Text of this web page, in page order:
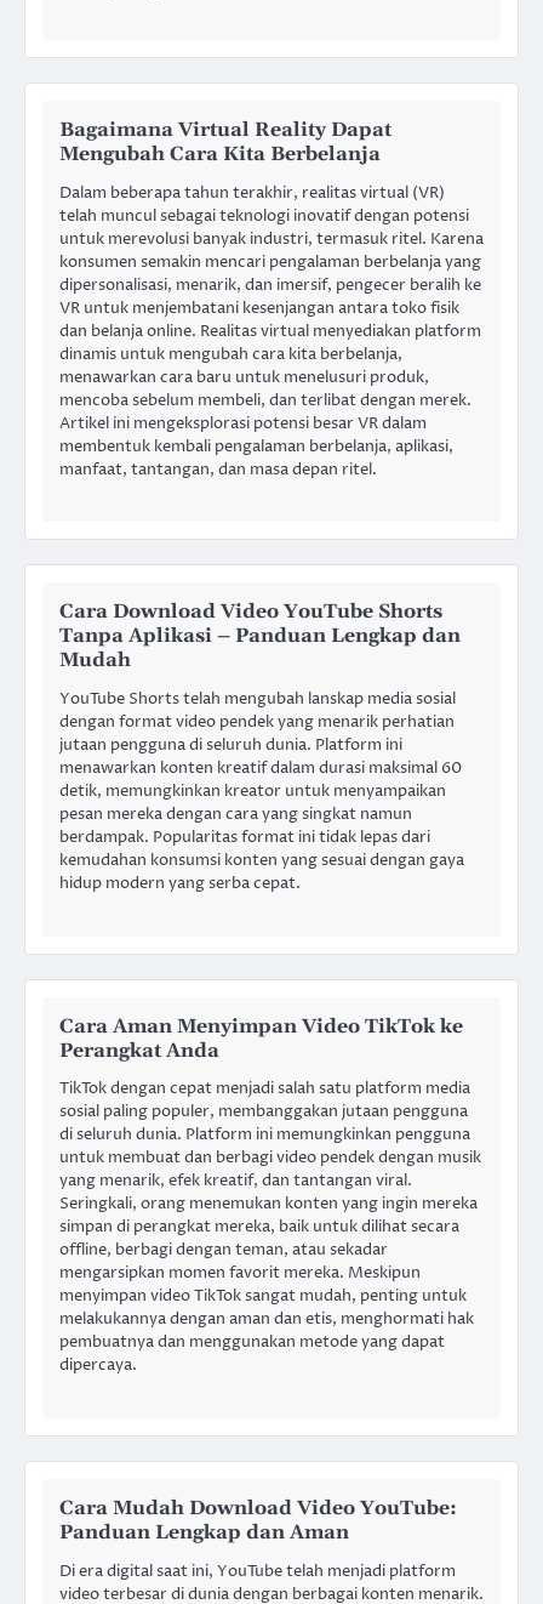
Bagaimana Virtual Reality Dapat
Mengubah Cara Kita Berbelanja
Dalam beberapa tahun terakhir, realitas virtual (VR)
telah muncul sebagai teknologi inovatif dengan potensi
untuk merevolusi banyak industri, termasuk ritel. Karena
konsumen semakin mencari pengalaman berbelanja yang
dipersonalisasi, menarik, dan imersif, pengecer beralih ke
VR untuk menjembatani kesenjangan antara toko fisik
dan belanja online. Realitas virtual menyediakan platform
dinamis untuk mengubah cara kita berbelanja,
menawarkan cara baru untuk menelusuri produk,
mencoba sebelum membeli, dan terlibat dengan merek.
Artikel ini mengeksplorasi potensi besar VR dalam
membentuk kembali pengalaman berbelanja, aplikasi,
manfaat, tantangan, dan masa depan ritel.
Cara Download Video YouTube Shorts
Tanpa Aplikasi – Panduan Lengkap dan
Mudah
YouTube Shorts telah mengubah lanskap media sosial
dengan format video pendek yang menarik perhatian
jutaan pengguna di seluruh dunia. Platform ini
menawarkan konten kreatif dalam durasi maksimal 60
detik, memungkinkan kreator untuk menyampaikan
pesan mereka dengan cara yang singkat namun
berdampak. Popularitas format ini tidak lepas dari
kemudahan konsumsi konten yang sesuai dengan gaya
hidup modern yang serba cepat.
Cara Aman Menyimpan Video TikTok ke
Perangkat Anda
TikTok dengan cepat menjadi salah satu platform media
sosial paling populer, membanggakan jutaan pengguna
di seluruh dunia. Platform ini memungkinkan pengguna
untuk membuat dan berbagi video pendek dengan musik
yang menarik, efek kreatif, dan tantangan viral.
Seringkali, orang menemukan konten yang ingin mereka
simpan di perangkat mereka, baik untuk dilihat secara
offline, berbagi dengan teman, atau sekadar
mengarsipkan momen favorit mereka. Meskipun
menyimpan video TikTok sangat mudah, penting untuk
melakukannya dengan aman dan etis, menghormati hak
pembuatnya dan menggunakan metode yang dapat
dipercaya.
Cara Mudah Download Video YouTube:
Panduan Lengkap dan Aman
Di era digital saat ini, YouTube telah menjadi platform
video terbesar di dunia dengan berbagai konten menarik.